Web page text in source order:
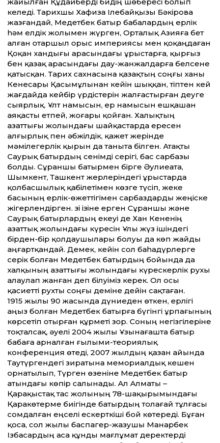
жайылған Құдайберді бидің шөбересі болып
келеді. Тарихшы Хафиза Ілебайқызы Бәкірова
жазғандай, Медетбек батыр бабалардың ерлік
һәм елдік жолымен жүрген, Орталық Азияға бет
алған отаршыл орыс империясы мен қоқаңдаған
Қоқан хандығы арасындағы ұрыстарға, қырғыз
бен қазақ арасындағы дау-жанжалдарға белсене
қатысқан. Тарих сахнасына қазақтың соңғы ханы
Кенесары Қасымұлынан ке­йін шыққан, тіптен кей
жағдайда кейбір үрдістерін жалғастырған деуге
сыярлық. Ұлт намысын, ер намысын ешқашан
аяқасты етпей, жоғары қойған. Халықтың
азаттығы жолындағы шайқастарда ересен
алғырлық пен әбжілдік, қажет жерінде
мәмілегерлік қырын да таныта білген. Атақты
Саурық батырдың сенімді серігі, бас сарбазы
болды. Сұраншы батырмен бірге Әулиеата,
Шымкент, Ташкент жерлеріндегі ұрыстарда
қолбасшылық қабілетімен көзге түсіп, жеке
басының ерлік-өжеттігімен сарбаздарды жеңіске
жігерлендірген. Өзі ізіне ерген Сұраншы және
Саурық батырлардың екеуі де Хан Кененің
азаттық жолындағы күресін Ұлы жүз ішіндегі
бірден-бір қолдаушылары болуы да көп жайды
аңғартқандай. Демек, кейін сол баһадүрлерге
серік болған Медетбек батырдың бойында да
халқының азаттығы жолындағы күрескерлік рухы
алаулап жанған деп білуіміз керек. Ол осы
қасиетті рухты соңғы деміне дейін сақтаған.
1915 жылы 90 жасында дүниеден өткен, ерлігі
аңыз болған Медетбек батырға бүгінгі ұрпағының
көрсетіп отырған құрметі зор. Соның негізгілеріне
тоқталсақ, әуелі 2004 жылы Ұзынағашта батыр
бабаға арналған ғылыми-теориялық
конференция өтеді, 2007 жылдың қазан айында
Таутүргендегі зиратына мемориалдық кешен
орнатылып, Түрген өзеніне Медетбек батыр
атындағы көпір салынады. Ал Алматы –
Қарақыстақ тас жолының 78-шақырымындағы
Қаракөтерме биігінде батырдың толағай тұлғасы
сомдалған еңселі ескерткіші бой көтереді. Бұған
қоса, сол жылы баспагер-жазушы Манарбек
Ізбасардың аса құнды мағлұмат деректерді